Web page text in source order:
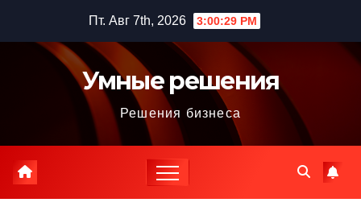
содержимому
Пт. Авг 7th, 2026 3:00:30 PM
Умные решения
Решения бизнеса